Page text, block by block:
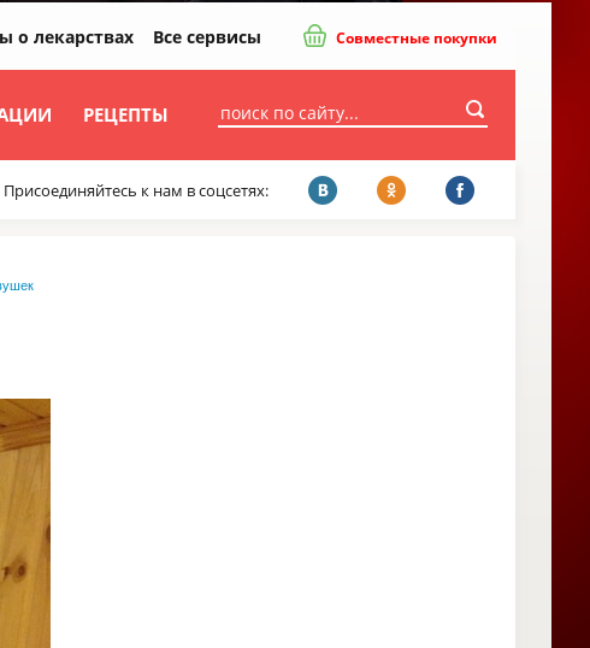
РЕЦЕПТЫ
о лекарствах Все сервисы Совместные покупки
Присоединяйтесь к нам в соцсетях: